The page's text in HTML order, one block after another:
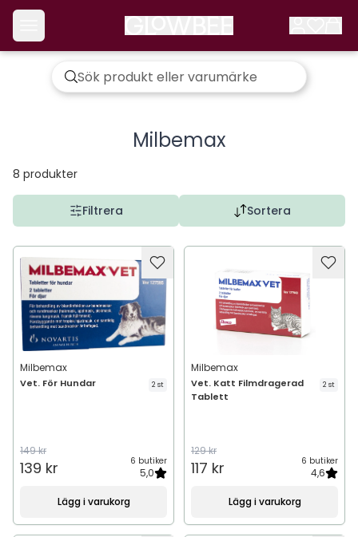
Milbemax
8 produkter
Filtrera Sortera
Milbemax
Vet. För Hundar 2 st
149 kr
139 kr 6 butiker
5,0
Lägg i varukorg
Milbemax
Vet. Katt Filmdragerad
Tablett
2 st
129 kr
117 kr 6 butiker
4,6
Lägg i varukorg